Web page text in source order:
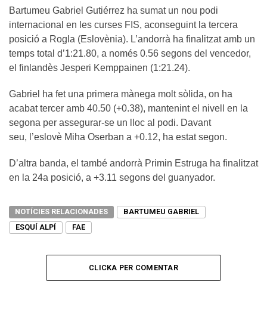
Bartumeu Gabriel Gutiérrez ha sumat un nou podi
internacional en les curses FIS, aconseguint la tercera
posició a Rogla (Eslovènia). L’andorrà ha finalitzat amb un
temps total d’1:21.80, a només 0.56 segons del vencedor,
el finlandès Jesperi Kemppainen (1:21.24).
Gabriel ha fet una primera mànega molt sòlida, on ha
acabat tercer amb 40.50 (+0.38), mantenint el nivell en la
segona per assegurar-se un lloc al podi. Davant
seu, l’eslovè Miha Oserban a +0.12, ha estat segon.
D’altra banda, el també andorrà Primin Estruga ha finalitzat
en la 24a posició, a +3.11 segons del guanyador.
NOTÍCIES RELACIONADES
BARTUMEU GABRIEL
ESQUÍ ALPÍ
FAE
CLICKA PER COMENTAR